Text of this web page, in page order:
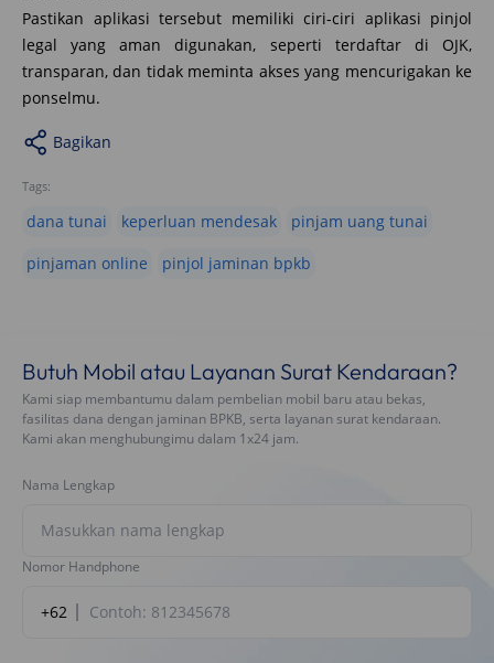
Pastikan aplikasi tersebut memiliki ciri-ciri aplikasi pinjol
legal yang aman digunakan, seperti terdaftar di OJK,
transparan, dan tidak meminta akses yang mencurigakan ke
ponselmu.
Bagikan
Tags:
dana tunai keperluan mendesak
pinjam uang tunai
pinjaman online
pinjol jaminan bpkb
Butuh Mobil atau Layanan Surat Kendaraan?
Kami siap membantumu dalam pembelian mobil baru atau bekas,
fasilitas dana dengan jaminan BPKB, serta layanan surat kendaraan.
Kami akan menghubungimu dalam 1x24 jam.
Nama Lengkap
Nomor Handphone
+62